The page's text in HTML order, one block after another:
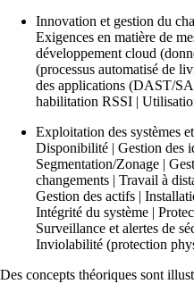
pratiques, nous
rendre votre
Services
Innovation et gestion du
Exigences en matière de
développement cloud
(processus automatisé de
des applications (DAST/
habilitation RSSI |
Exploitation des systèmes
Disponibilité | Gestion des
Segmentation/Zonage |
changements | Travail à
Gestion des actifs |
Intégrité du système |
Surveillance et alertes de
Inviolabilité (protection
Des concepts théoriques sont